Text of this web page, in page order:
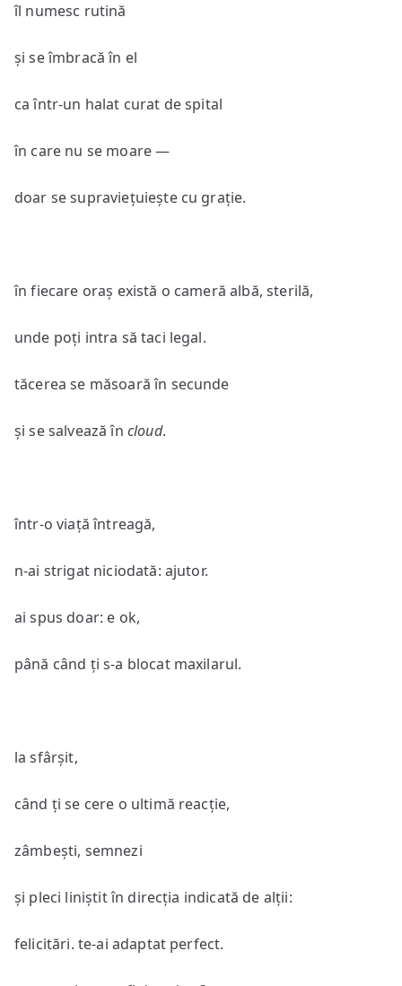
îl numesc rutină
și se îmbracă în el
ca într-un halat curat de spital
în care nu se moare —
doar se supraviețuiește cu grație.
în fiecare oraș există o cameră albă, sterilă,
unde poți intra să taci legal.
tăcerea se măsoară în secunde
și se salvează în cloud.
într-o viață întreagă,
n-ai strigat niciodată: ajutor.
ai spus doar: e ok,
până când ți s-a blocat maxilarul.
la sfârșit,
când ți se cere o ultimă reacție,
zâmbești, semnezi
și pleci liniștit în direcția indicată de alții:
felicitări. te-ai adaptat perfect.